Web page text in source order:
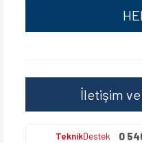
İletişim
TeknikDestek 0